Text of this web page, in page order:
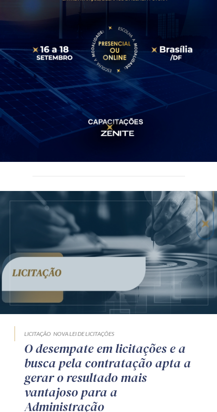
LICITAÇÃO NOVA LEI DE LICITAÇÕES
O desempate em licitações e a
busca pela contratação apta a
gerar o resultado mais
vantajoso para a
Administração